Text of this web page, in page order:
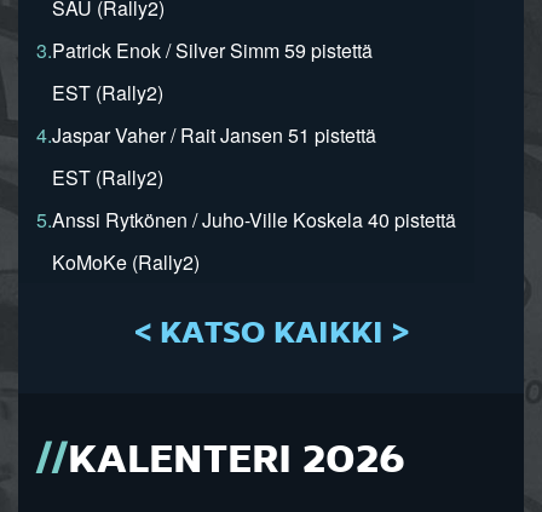
SAU (Rally2)
3.Patrick Enok / Silver Simm 59 pistettä
EST (Rally2)
4.Jaspar Vaher / Rait Jansen 51 pistettä
EST (Rally2)
5.Anssi Rytkönen / Juho-Ville Koskela 40 pistettä
KoMoKe (Rally2)
< KATSO KAIKKI >
KALENTERI 2026